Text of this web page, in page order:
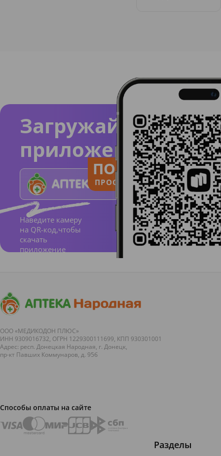
Загружайте
приложение
Наведите камеру
на QR-код,чтобы
скачать
приложение
ПОЛЬЗУЙСЯ
ПРОСТО И ПОНЯТНО
ООО «МЕДИКОДОН ПЛЮС»
ИНН 9309016732, ОГРН 1229300111699, КПП 930301001
Адрес: респ. Донецкая Народная, г. Донецк,
пр-кт Павших Коммунаров, д. 95б
Способы оплаты на сайте
Разделы